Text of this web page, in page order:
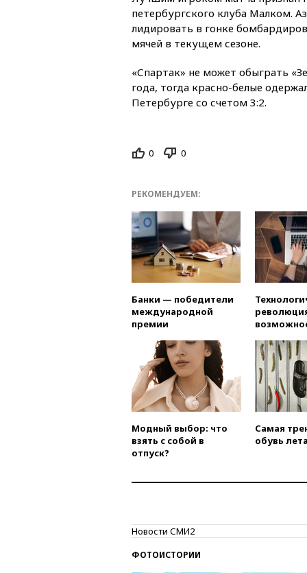
петербургского клуба Малком.
лидировать в гонке
мячей в текущем сезоне.
«Спартак» не может обыграть
года, тогда красно-белые
Петербурге со счетом 3:2.
0 0
РЕКОМЕНДУЕМ:
Банки — победители
международной
премии
Модный выбор: что
взять с собой в
отпуск?
Самая
обувь
Новости СМИ2
ФОТОИСТОРИИ